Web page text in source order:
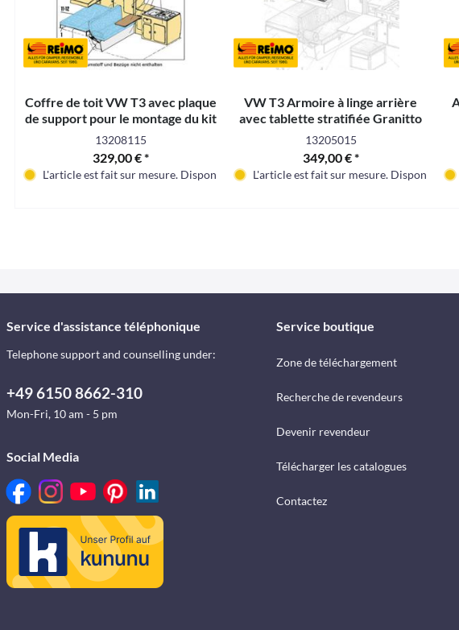
Coffre de toit VW T3 avec plaque
de support pour le montage du kit
13208115
329,00 € *
L'article est fait sur mesure. Disponible dans environ 3 - 4 mois
VW T3 Armoire à linge arrière
avec tablette stratifiée Granitto
en kit
13205015
349,00 € *
L'article est fait sur mesure. Disponible
Service d'assistance téléphonique
Telephone support and counselling under:
+49 6150 8662-310
Mon-Fri, 10 am - 5 pm
Social Media
Service boutique
Zone de téléchargement
Recherche de revendeurs
Devenir revendeur
Télécharger les catalogues
Contactez